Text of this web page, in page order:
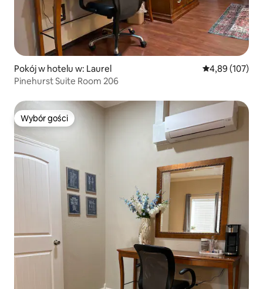
Pokój w hotelu w: Laurel Średnia
4,89 (107)
Pinehurst Suite Room 206
Wybór gości
Wybór gości